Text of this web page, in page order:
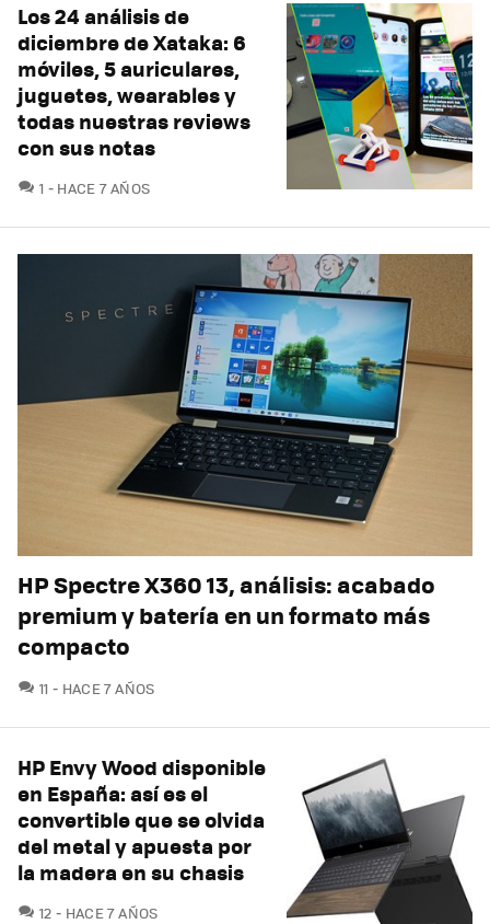
Los 24 análisis de
diciembre de Xataka: 6
móviles, 5 auriculares,
juguetes, wearables y
todas nuestras reviews
con sus notas
1 COMENTARIOS
HACE 7 AÑOS
HP Spectre X360 13, análisis: acabado
premium y batería en un formato más
compacto
11 COMENTARIOS
HACE 7 AÑOS
HP Envy Wood disponible
en España: así es el
convertible que se olvida
del metal y apuesta por
la madera en su chasis
12 COMENTARIOS
HACE 7 AÑOS